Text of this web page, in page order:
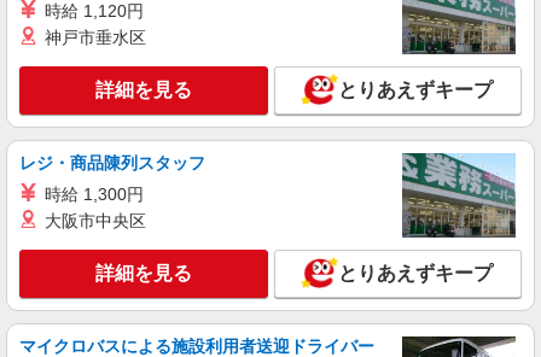
時給 1,120円
神戸市垂水区
詳細を見る とりあえずキープ
レジ・商品陳列スタッフ
時給 1,300円
大阪市中央区
詳細を見る とりあえずキープ
マイクロバスによる施設利用者送迎ドライバー